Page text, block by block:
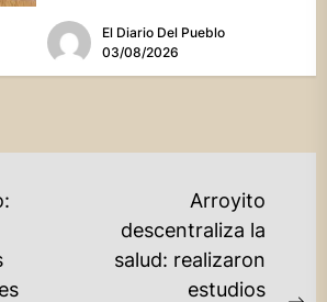
El Diario Del Pueblo
03/08/2026
Arroyito
descentraliza la
salud: realizaron
estudios